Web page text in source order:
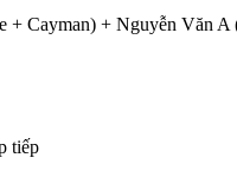
Cayman) + Nguyễn Văn
tiếp